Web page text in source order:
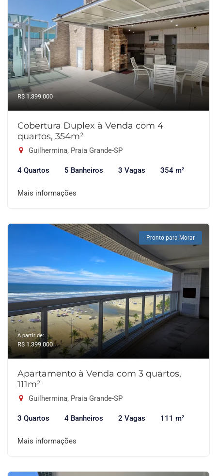
R$ 1.399.000
Cobertura Duplex à Venda com 4
quartos, 354m²
Guilhermina, Praia Grande-SP
4 Quartos 5 Banheiros 3 Vagas 354 m²
Mais informações
Pronto para Morar
A partir de:
R$ 1.399.000
Apartamento à Venda com 3 quartos,
111m²
Guilhermina, Praia Grande-SP
3 Quartos 4 Banheiros 2 Vagas 111 m²
Mais informações